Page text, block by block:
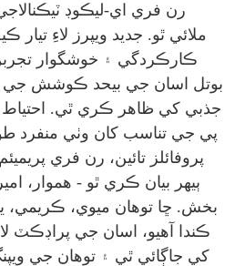
رن فري اي-ليڪوڊ
ملائي ٿو. جديد ويپرز لاءِ
ڪارڪردگي ۽ خوشگوار
بوتل اسان جي بيحد ڪوشش جي
جذبي کي ظاهر ڪري ٿي.
پي جي تناسب کان وٺي منفرد
پروفائلز تائين، رن فري
ٻيهر بيان ڪري ٿو - هموار،
بخش. ڇا توهان ميوي، ڪريمي،
ڪندا آهيو، اسان جي پراڊڪٽ
کي جاڳائي ٿي ۽ توهان جي